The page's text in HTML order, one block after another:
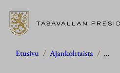
Siirry
TASAVALLAN
Etusivu / Ajankohtaista / …